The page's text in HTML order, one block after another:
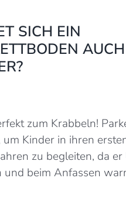
SICH EIN
zum Krabbeln!
um Kinder in ihren
zu begleiten, da er
und beim Anfassen